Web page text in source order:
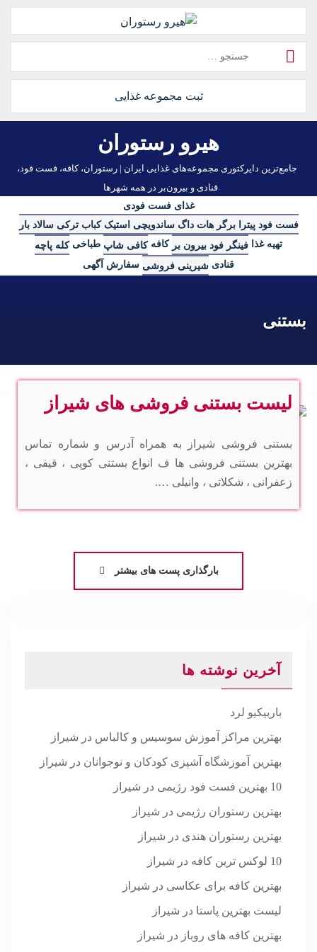
پرش
محتوا
جستجو
برای:
ثبت مجموعه غذایی
هیرو رستوران
جامع‌ترین دایرکتوری مجموعه‌های غذایی ایران | رستوران، کافه، فست فود،
قنادی و بیرون‌بر در همه شهرها
غذای فست فودی
فست فود پیترا برگر هات داگ ساندویچی استیک کباب ترکی سالاد بار
تهیه غذا فینگر فود بیرون بر کافه کافی شاپ طباخی کله پاچه
قنادی شیرینی فروشی سفارش آگهی
بستنی
لیست بستنی فروشی های شیراز
بستنی فروشی شیراز به همراه آدرس و شماره تماس
بهترین بستنی فروشی ها ف انواع بستنی کوپی ، قیفی ،
زعفرانی ، شکلاتی ، وانیلی ….
بارگذاری پست های بیشتر
آخرین نوشته ها
باربیکیو لرد
بهترین مراکز آموزش سوسیس و کالباس در شیراز
بهترین آموزشگاه آشپزی کودکان و نوجوانان در شیراز
10 بهترین فست فود رژیمی در شیراز
بهترین رستوران رژیمی در شیراز
بهترین رستوران هندی در شیراز
10 لوکس ترین کافه در شیراز
بهترین کافه برای عکاسی در شیراز
لیست بهترین پاستا در شیراز
بهترین کافه های روباز در شیراز